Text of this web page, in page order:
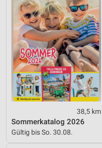
38,5 km
Sommerkatalog 2026
Gültig bis So. 30.08.
Nicht-IAB-Verarbeitungszwecke:
Notwendig
Performance
Funktional
Werbung